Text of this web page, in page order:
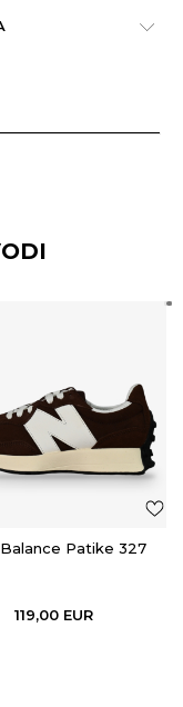
Patike 327
119,00 EUR